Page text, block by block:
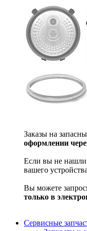
Заказы на
оформлении
Если вы не нашли
вашего
Вы можете
только в
Сервисные